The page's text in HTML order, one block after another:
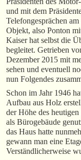
und mit dem
Telefongesprächen
Objekt, also Ponton
Kaiser hat selbst die
begleitet. Getrieben
Dezember 2015 mit
sehen und eventuell
nun Folgendes
Schon im Jahr 1946
Aufbau aus Holz
der Höhe des
als Bürogebäude
das Haus hatte
gewann man eine
Verständlicherweise